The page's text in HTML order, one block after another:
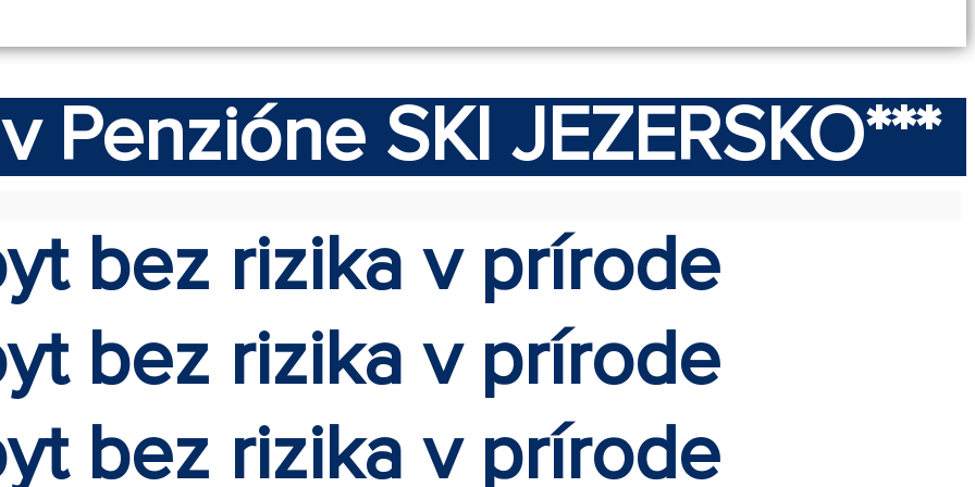
Penzióne SKI JEZERSKO***
bez rizika v prírode
bez rizika v prírode
bez rizika v prírode